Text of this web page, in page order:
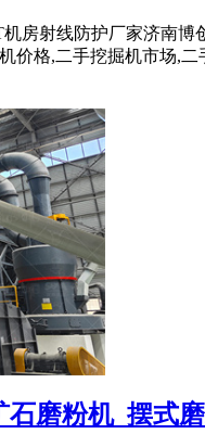
房射线防护厂家济南
价格,二手挖掘机市场,二
磨粉机_摆式